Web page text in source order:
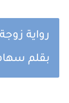
رواية
بقلم